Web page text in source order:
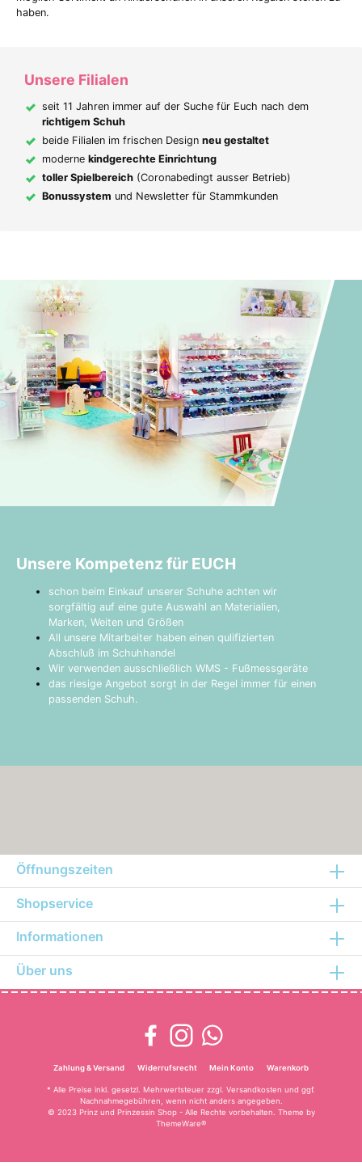
haben.
Unsere Filialen
seit 11 Jahren immer auf der Suche für Euch nach dem
richtigem Schuh
beide Filialen im frischen Design neu gestaltet
moderne kindgerechte Einrichtung
toller Spielbereich (Coronabedingt ausser Betrieb)
Bonussystem und Newsletter für Stammkunden
Unsere Kompetenz für EUCH
schon beim Einkauf unserer Schuhe achten wir
sorgfältig auf eine gute Auswahl an Materialien,
Marken, Weiten und Größen
All unsere Mitarbeiter haben einen qulifizierten
Abschluß im Schuhhandel
Wir verwenden ausschließlich WMS - Fußmessgeräte
das riesige Angebot sorgt in der Regel immer für einen
passenden Schuh.
Öffnungszeiten
Shopservice
Informationen
Über uns
Zahlung & Versand Widerrufsrecht Mein Konto Warenkorb
* Alle Preise inkl. gesetzl. Mehrwertsteuer zzgl. Versandkosten und ggf.
Nachnahmegebühren, wenn nicht anders angegeben.
© 2023 Prinz und Prinzessin Shop - Alle Rechte vorbehalten. Theme by
ThemeWare®